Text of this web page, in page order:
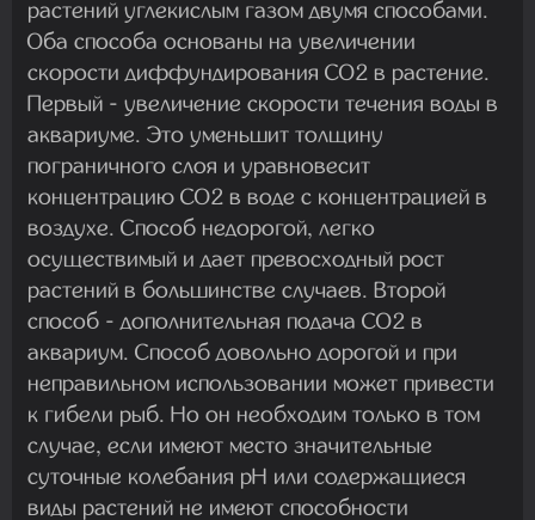
растений углекислым газом двумя способами.
Оба способа основаны на увеличении
скорости диффундирования CO2 в растение.
Первый - увеличение скорости течения воды в
аквариуме. Это уменьшит толщину
пограничного слоя и уравновесит
концентрацию CO2 в воде с концентрацией в
воздухе. Способ недорогой, легко
осуществимый и дает превосходный рост
растений в большинстве случаев. Второй
способ - дополнительная подача CO2 в
аквариум. Способ довольно дорогой и при
неправильном использовании может привести
к гибели рыб. Но он необходим только в том
случае, если имеют место значительные
суточные колебания pH или содержащиеся
виды растений не имеют способности